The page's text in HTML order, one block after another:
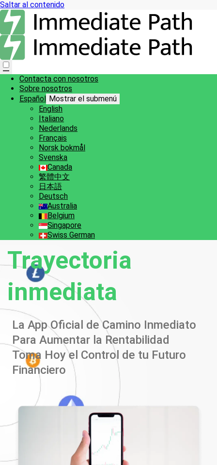
Saltar al contenido
Contacta con nosotros
Sobre nosotros
Español Mostrar el submenú
English
Italiano
Nederlands
Français
Norsk bokmål
Svenska
Canada
繁體中文
日本語
Deutsch
Australia
Belgium
Singapore
Swiss German
Trayectoria
inmediata
La App Oficial de Camino Inmediato
Para Aumentar la Rentabilidad
Toma Hoy el Control de tu Futuro
Financiero